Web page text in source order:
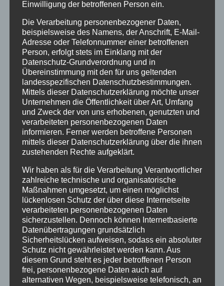
Arnsberg werden anschließend gemeinsam mit
Klima, Umwelt, Energie nach Wegen suchen, das
Thema Klimakrise in Lehrer*innenaus- und -
fortbildung zu verankern.
Text: Thomas Lohmeier
Neueste Beiträge
Sportfest 2026 im Goystadion
Gruß vom Förderverein
Innenhofparty des Kollegiums – Kunst trifft
Gemeinschaft
Exkursionstag der Einführungsphase (EF/11)
Neueste Kommentare
Einwilligung der betroffenen Person ein.
Die Verarbeitung personenbezogener Daten,
beispielsweise des Namens, der Anschrift, E-Mail-
Adresse oder Telefonnummer einer betroffenen
Person, erfolgt stets im Einklang mit der
Datenschutz-Grundverordnung und in
Übereinstimmung mit den für uns geltenden
landesspezifischen Datenschutzbestimmungen.
Mittels dieser Datenschutzerklärung möchte unser
Unternehmen die Öffentlichkeit über Art, Umfang
und Zweck der von uns erhobenen, genutzten und
verarbeiteten personenbezogenen Daten
informieren. Ferner werden betroffene Personen
mittels dieser Datenschutzerklärung über die ihnen
zustehenden Rechte aufgeklärt.
Wir haben als für die Verarbeitung Verantwortlicher
zahlreiche technische und organisatorische
Maßnahmen umgesetzt, um einen möglichst
lückenlosen Schutz der über diese Internetseite
verarbeiteten personenbezogenen Daten
sicherzustellen. Dennoch können Internetbasierte
Datenübertragungen grundsätzlich
Sicherheitslücken aufweisen, sodass ein absoluter
Schutz nicht gewährleistet werden kann. Aus
diesem Grund steht es jeder betroffenen Person
frei, personenbezogene Daten auch auf
alternativen Wegen, beispielsweise telefonisch, an